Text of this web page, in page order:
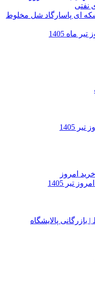
نفتی
ای پاسارگاد شل مخلوط
ماه 1405
1405
تیر 1405
پالایشگاه